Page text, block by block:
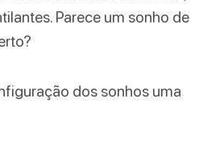
Parece um sonho de
dos sonhos uma